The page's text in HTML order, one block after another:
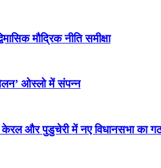
2026
2026
2026
2026
मौद्रिक नीति समीक्षा
ओस्लो में संपन्न
और पुडुचेरी में नए विधानसभा का